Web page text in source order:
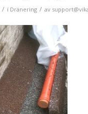
/ i Dränering / av